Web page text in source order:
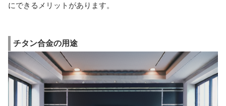
にできるメリットがあります。
チタン合金の用途